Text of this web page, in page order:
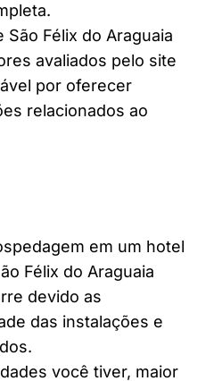
Félix do Araguaia
avaliados pelo site
por oferecer
relacionados ao
em um hotel
Félix do Araguaia
devido as
das instalações e
você tiver, maior